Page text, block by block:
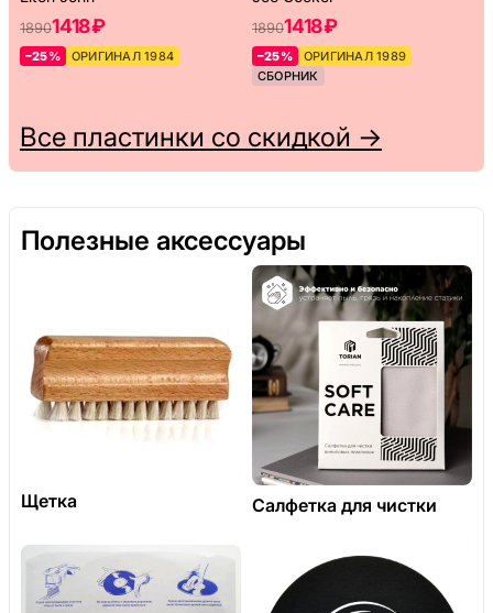
18901418 ₽
–25% ОРИГИНАЛ 1984
18901418 ₽
–25%
ОРИГИНАЛ 1989
СБОРНИК
Все пластинки со скидкой →
Полезные аксессуары
Щетка Салфетка для чистки